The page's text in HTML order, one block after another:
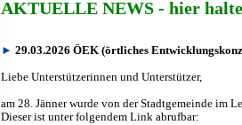
AKTUELLE NEWS - hier
► 29.03.2026 ÖEK (örtliches
Liebe Unterstützerinnen und Unterstützer,
am 28. Jänner wurde von der Stadtgemeinde im
Dieser ist unter folgendem Link abrufbar: